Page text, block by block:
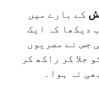
کے بارے میں
دیکھا کہ ایک
جس نے مصریوں
جلا کر راکھ کر
نہ ہوا۔